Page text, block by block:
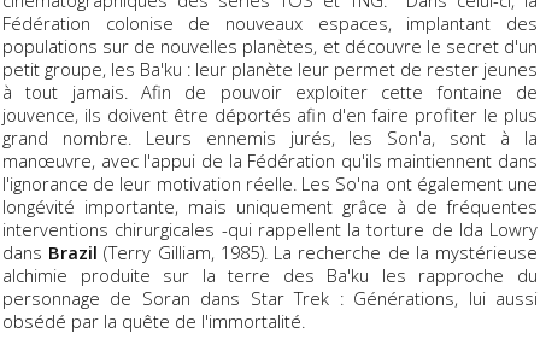
Fédération colonise de nouveaux espaces, implantant des
populations sur de nouvelles planètes, et découvre le secret d'un
petit groupe, les Ba'ku : leur planète leur permet de rester jeunes
à tout jamais. Afin de pouvoir exploiter cette fontaine de
jouvence, ils doivent être déportés afin d'en faire profiter le plus
grand nombre. Leurs ennemis jurés, les Son'a, sont à la
manœuvre, avec l'appui de la Fédération qu'ils maintiennent dans
l'ignorance de leur motivation réelle. Les So'na ont également une
longévité importante, mais uniquement grâce à de fréquentes
interventions chirurgicales -qui rappellent la torture de Ida Lowry
dans Brazil (Terry Gilliam, 1985). La recherche de la mystérieuse
alchimie produite sur la terre des Ba'ku les rapproche du
personnage de Soran dans Star Trek : Générations, lui aussi
obsédé par la quête de l'immortalité.